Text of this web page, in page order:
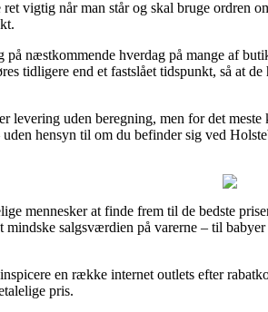
vigtig når man står og skal bruge ordren
på næstkommende hverdag på mange af
tidligere end et fastslået tidspunkt, så at
levering uden beregning, men for det
hensyn til om du befinder sig ved
mennesker at finde frem til de bedste
mindske salgsværdien på varerne – til
en række internet outlets efter
pris.